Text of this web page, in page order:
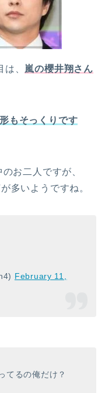
、 嵐の櫻井翔 さん
もそっくりです
のお二人ですが、
多いようですね。
February 11,
てるの俺だけ？